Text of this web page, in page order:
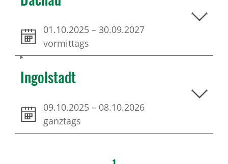
01.10.2025 – 30.09.2027
vormittags
Ingolstadt
09.10.2025 – 08.10.2026
ganztags